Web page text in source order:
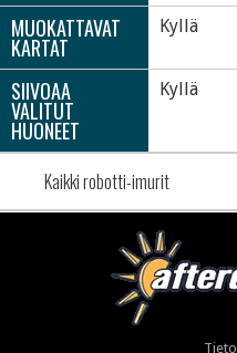
MUOKATTAVAT
KARTAT
Kyllä
SIIVOAA
VALITUT
HUONEET
Kyllä
Kaikki robotti-imurit